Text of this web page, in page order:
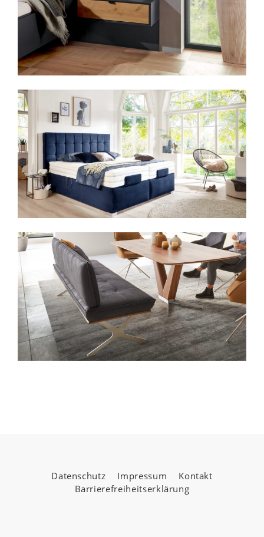
Datenschutz Impressum
Kontakt
Barrierefreiheitserklärung